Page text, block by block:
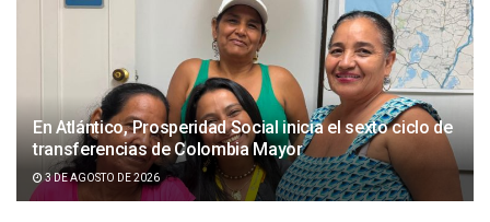
En Atlántico, Prosperidad Social inicia el sexto ciclo de
transferencias de Colombia Mayor
3 DE AGOSTO DE 2026